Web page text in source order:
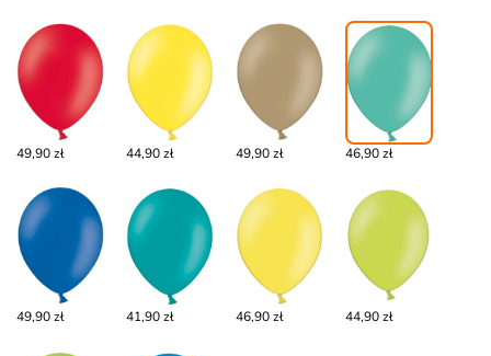
49,90 zł 44,90 zł 49,90 zł 46,90 zł
49,90 zł 41,90 zł 46,90 zł 44,90 zł